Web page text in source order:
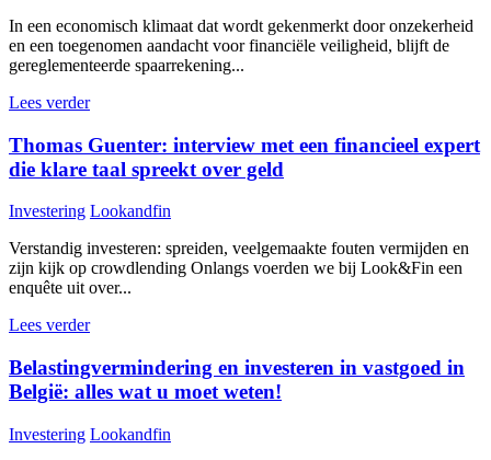
In een economisch klimaat dat wordt gekenmerkt door onzekerheid
en een toegenomen aandacht voor financiële veiligheid, blijft de
gereglementeerde spaarrekening...
Lees verder
Thomas Guenter: interview met een financieel expert
die klare taal spreekt over geld
Investering Lookandfin
Verstandig investeren: spreiden, veelgemaakte fouten vermijden en
zijn kijk op crowdlending Onlangs voerden we bij Look&Fin een
enquête uit over...
Lees verder
Belastingvermindering en investeren in vastgoed in
België: alles wat u moet weten!
Investering Lookandfin